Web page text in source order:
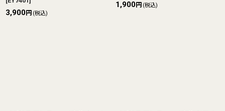
3,900円 (税込)
1,900円 (税込)